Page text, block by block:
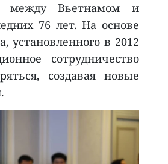
между Вьетнамом и
76 лет. На основе
установленного в 2012
сотрудничество
создавая новые